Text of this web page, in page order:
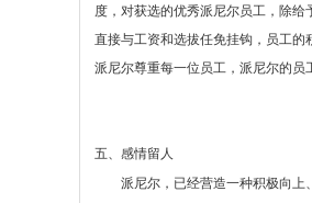
度，对获选的优秀派尼尔员工，除
直接与工资和选拔任免挂钩，员工的
派尼尔尊重每一位员工，派尼尔的
五、感情留人
派尼尔，已经营造一种积极向上、